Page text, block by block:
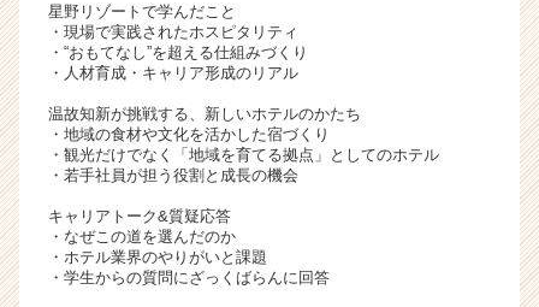
星野リゾートで学んだこと
・現場で実践されたホスピタリティ
・“おもてなし”を超える仕組みづくり
・人材育成・キャリア形成のリアル
温故知新が挑戦する、新しいホテルのかたち
・地域の食材や文化を活かした宿づくり
・観光だけでなく「地域を育てる拠点」としてのホテル
・若手社員が担う役割と成長の機会
キャリアトーク&質疑応答
・なぜこの道を選んだのか
・ホテル業界のやりがいと課題
・学生からの質問にざっくばらんに回答